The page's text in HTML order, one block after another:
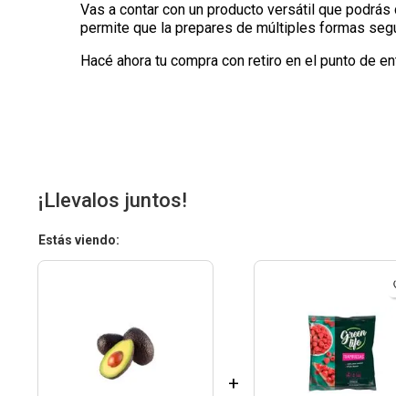
Vas a contar con un producto versátil que
permite que la prepares de múltiples formas
Hacé ahora tu compra con retiro en el punto de
¡Llevalos juntos!
Estás viendo:
+